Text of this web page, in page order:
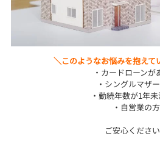
＼このようなお悩みを抱えて
・カードローンが
・シングルマザ
・勤続年数が1年
・自営業の方
ご安心ください